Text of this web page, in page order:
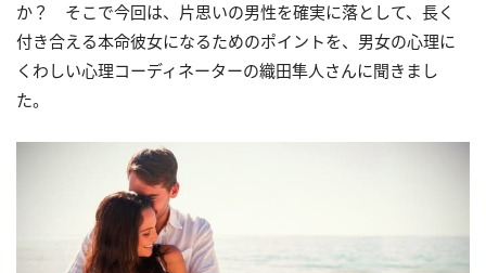
か？ そこで今回は、片思いの男性を確実に落として、長く
付き合える本命彼女になるためのポイントを、男女の心理に
くわしい心理コーディネーターの織田隼人さんに聞きまし
た。